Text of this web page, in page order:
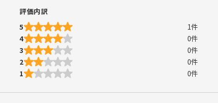
評価内訳
5
1件
4
0件
3
0件
2
0件
1
0件